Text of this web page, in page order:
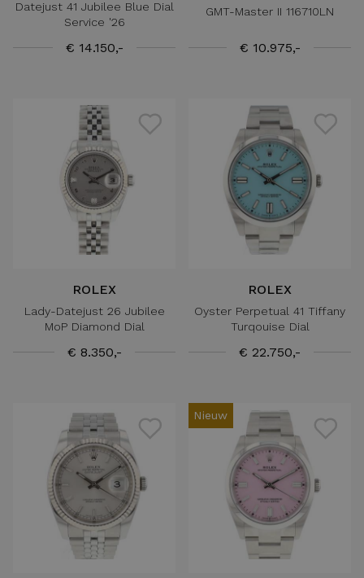
Datejust 41 Jubilee Blue Dial
Service '26
€ 14.150,-
GMT-Master II 116710LN
€ 10.975,-
ROLEX
Lady-Datejust 26 Jubilee
MoP Diamond Dial
€ 8.350,-
ROLEX
Oyster Perpetual 41 Tiffany
Turqouise Dial
€ 22.750,-
Nieuw